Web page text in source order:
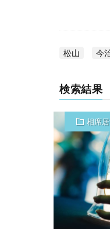
松山 今
検索結果
相席